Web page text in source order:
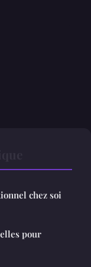
chez soi
pour